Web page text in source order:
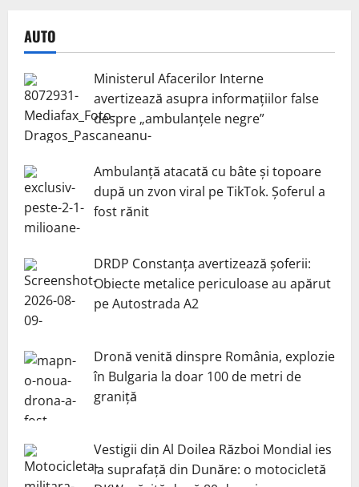
AUTO
Ministerul Afacerilor Interne
avertizează asupra informațiilor false
despre „ambulanțele negre”
Ambulanță atacată cu bâte și topoare
după un zvon viral pe TikTok. Șoferul a
fost rănit
DRDP Constanța avertizează șoferii:
Obiecte metalice periculoase au apărut
pe Autostrada A2
Dronă venită dinspre România, explozie
în Bulgaria la doar 100 de metri de
graniță
Vestigii din Al Doilea Război Mondial ies
la suprafață din Dunăre: o motocicletă